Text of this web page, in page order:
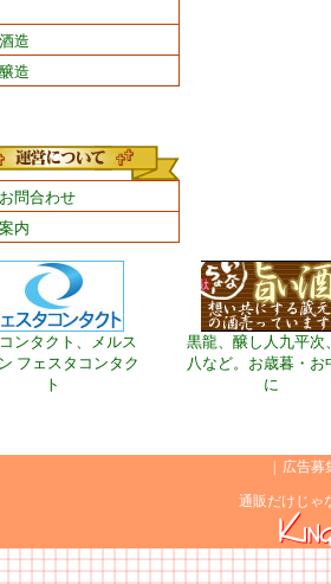
造
造
問合わせ
内
ンタクト、メルス
フェスタコンタク
ト
黒龍、醸し人九平次
八など。お歳暮・お
に
広告募
通販だけじゃ